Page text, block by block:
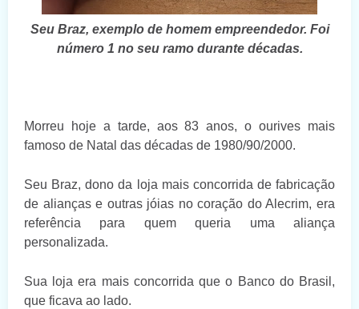
Seu Braz, exemplo de homem empreendedor. Foi
número 1 no seu ramo durante décadas.
Morreu hoje a tarde, aos 83 anos, o ourives mais
famoso de Natal das décadas de 1980/90/2000.
Seu Braz, dono da loja mais concorrida de fabricação
de alianças e outras jóias no coração do Alecrim, era
referência para quem queria uma aliança
personalizada.
Sua loja era mais concorrida que o Banco do Brasil,
que ficava ao lado.